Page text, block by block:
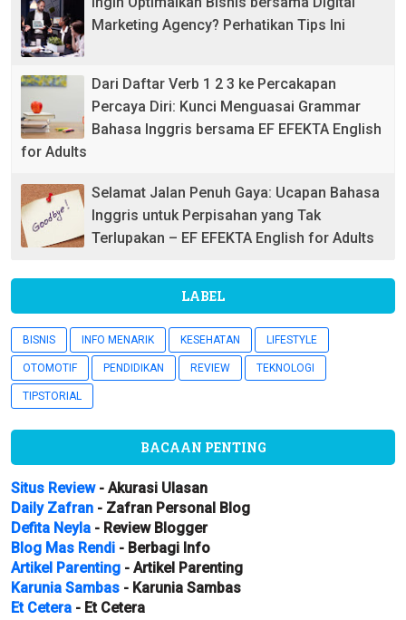
Marketing Agency? Perhatikan Tips Ini
Dari Daftar Verb 1 2 3 ke Percakapan
Percaya Diri: Kunci Menguasai Grammar
Bahasa Inggris bersama EF EFEKTA English
for Adults
Selamat Jalan Penuh Gaya: Ucapan Bahasa
Inggris untuk Perpisahan yang Tak
Terlupakan – EF EFEKTA English for Adults
LABEL
BISNIS INFO MENARIK KESEHATAN LIFESTYLE
OTOMOTIF PENDIDIKAN REVIEW TEKNOLOGI
TIPSTORIAL
BACAAN PENTING
Situs Review- Akurasi Ulasan
Daily Zafran - Zafran Personal Blog
Defita Neyla - Review Blogger
Blog Mas Rendi - Berbagi Info
Artikel Parenting - Artikel Parenting
Karunia Sambas - Karunia Sambas
Et Cetera - Et Cetera